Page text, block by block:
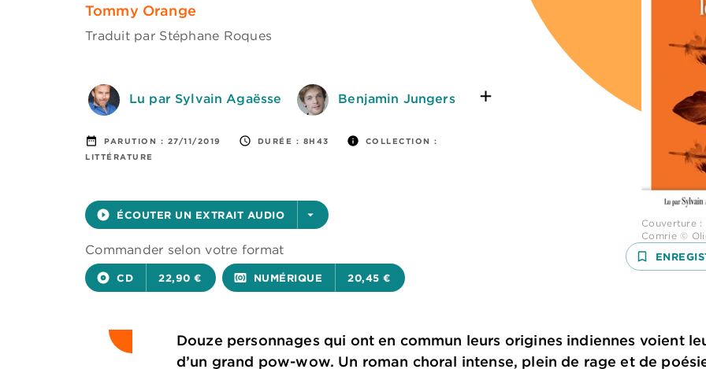
Tommy Orange
Traduit par Stéphane Roques
Lu par Sylvain Agaësse Benjamin Jungers
date_range PARUTION : 27/11/2019 access_time DURÉE : 8H43 info
COLLECTION :
LITTÉRATURE
play_circle_filled ÉCOUTER UN EXTRAIT AUDIO arrow_drop_down
Commander selon votre format
album CD 22,90 € surround_sound NUMÉRIQUE 20,45 €
Couverture :
Comrie ©
bookmark_border
Douze personnages qui ont en commun leurs origines indiennes voient
d’un grand pow-wow. Un roman choral intense, plein de rage et de